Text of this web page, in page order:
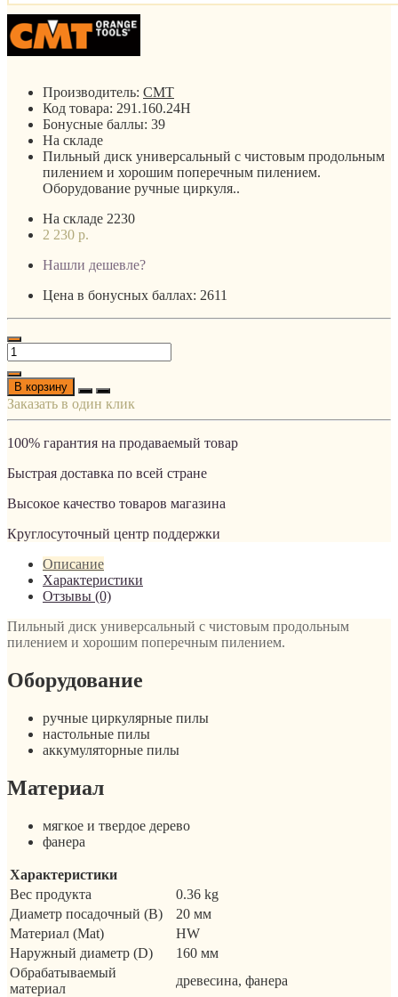
Производитель: CMT
Код товара: 291.160.24H
Бонусные баллы: 39
На складе
Пильный диск универсальный c чистовым продольным
пилением и хорошим поперечным пилением.
Оборудование ручные циркуля..
На складе 2230
2 230 р.
Нашли дешевле?
Цена в бонусных баллах: 2611
В корзину
Заказать в один клик
100% гарантия на продаваемый товар
Быстрая доставка по всей стране
Высокое качество товаров магазина
Круглосуточный центр поддержки
Описание
Характеристики
Отзывы (0)
Пильный диск универсальный c чистовым продольным
пилением и хорошим поперечным пилением.
Оборудование
ручные циркулярные пилы
настольные пилы
аккумуляторные пилы
Материал
мягкое и твердое дерево
фанера
Характеристики
Вес продукта
0.36 kg
Диаметр посадочный (B)
20 мм
Материал (Mat)
HW
Наружный диаметр (D)
160 мм
Обрабатываемый
материал
древесина, фанера